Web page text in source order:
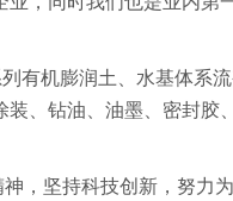
有机膨润土、水基体系
、钻油、油墨、密封胶
，坚持科技创新，努力